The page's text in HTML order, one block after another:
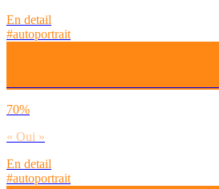
En detail
#autoportrait
70%
« Oui »
En detail
#autoportrait